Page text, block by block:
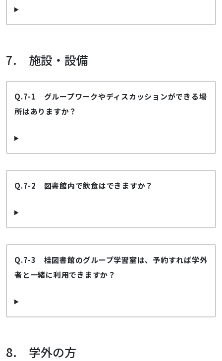
7. 施設・設備
Q.7-1 グループワークやディスカッションができる場
所はありますか？
Q.7-2 図書館内で飲食はできますか？
Q.7-3 桂図書館のグループ学習室は、予約すれば学外
者と一緒に利用できますか？
8. 学外の方